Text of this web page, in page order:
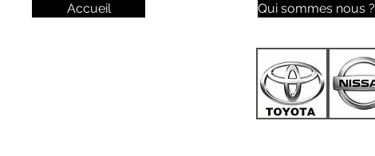
Accueil Qui sommes nous ?